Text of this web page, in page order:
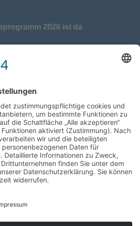
2026 ist da
Telse Stoy
im Meer
2026 ist fertig
Orte innerhalb des
Eckernförde